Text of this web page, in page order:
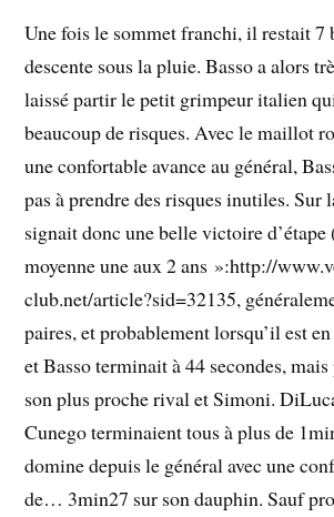
Une fois le sommet franchi, il restait 7
descente sous la pluie. Basso a alors
laissé partir le petit grimpeur italien
beaucoup de risques. Avec le maillot
une confortable avance au général,
pas à prendre des risques inutiles. Sur
signait donc une belle victoire d’étape
moyenne une aux 2 ans »:http://
club.net/article?sid=32135,
paires, et probablement lorsqu’il est
et Basso terminait à 44 secondes,
son plus proche rival et Simoni.
Cunego terminaient tous à plus de
domine depuis le général avec une
de… 3min27 sur son dauphin. Sauf